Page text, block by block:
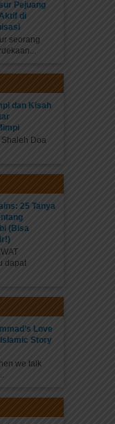
Pejuang
di
seorang
dan Kisah
Shaleh Doa
25 Tanya
(Bisa
dapat
Love
Story
we talk